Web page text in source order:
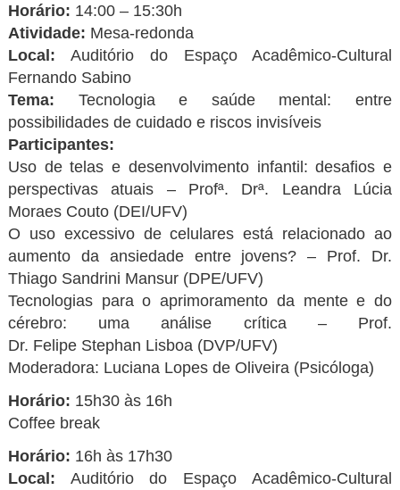
Horário: 14:00 – 15:30h
Atividade: Mesa-redonda
Local:Auditório do Espaço Acadêmico-Cultural
Fernando Sabino
Tema: Tecnologia e saúde mental: entre
possibilidades de cuidado e riscos invisíveis
Participantes:
Uso de telas e desenvolvimento infantil: desafios e
perspectivas atuais – Profª. Drª. Leandra Lúcia
Moraes Couto (DEI/UFV)
O uso excessivo de celulares está relacionado ao
aumento da ansiedade entre jovens? – Prof. Dr.
Thiago Sandrini Mansur (DPE/UFV)
Tecnologias para o aprimoramento da mente e do
cérebro: uma análise crítica – Prof.
Dr. Felipe Stephan Lisboa (DVP/UFV)
Moderadora: Luciana Lopes de Oliveira (Psicóloga)
Horário: 15h30 às 16h
Coffee break
Horário: 16h às 17h30
Local: Auditório do Espaço Acadêmico-Cultural